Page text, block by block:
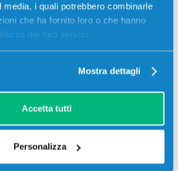
media, i quali potrebbero combinarle
che ha fornito loro o che hanno
dei loro servizi.
Mostra dettagli
Accetta tutti
Personalizza